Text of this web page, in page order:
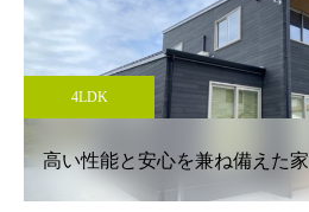
4LDK
高い性能と安心を兼ね備えた家